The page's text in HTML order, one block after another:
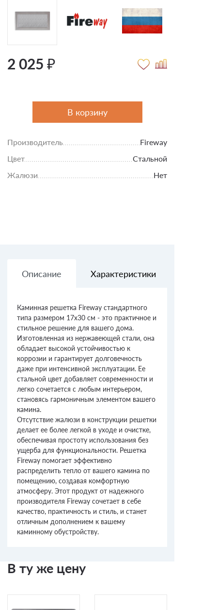
2 025 ₽
В корзину
Производитель
Fireway
Цвет
Стальной
Жалюзи
Нет
Описание Характеристики
Каминная решетка Fireway стандартного
типа размером 17x30 см - это практичное и
стильное решение для вашего дома.
Изготовленная из нержавеющей стали, она
обладает высокой устойчивостью к
коррозии и гарантирует долговечность
даже при интенсивной эксплуатации. Ее
стальной цвет добавляет современности и
легко сочетается с любым интерьером,
становясь гармоничным элементом вашего
камина.
Отсутствие жалюзи в конструкции решетки
делает ее более легкой в уходе и очистке,
обеспечивая простоту использования без
ущерба для функциональности. Решетка
Fireway помогает эффективно
распределить тепло от вашего камина по
помещению, создавая комфортную
атмосферу. Этот продукт от надежного
производителя Fireway сочетает в себе
качество, практичность и стиль, и станет
отличным дополнением к вашему
каминному обустройству.
В ту же цену